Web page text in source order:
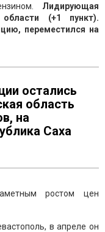
Лидирующая
(+1 пункт).
переместился на
остались
область
на
Саха
ростом цен
в апреле он